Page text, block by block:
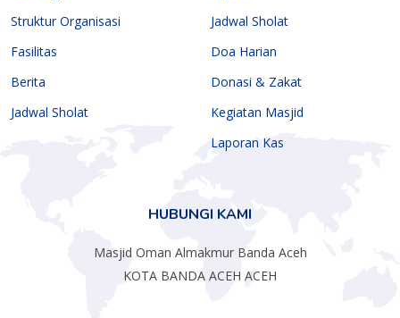
Struktur Organisasi
Fasilitas
Berita
Jadwal Sholat
Jadwal Sholat
Doa Harian
Donasi & Zakat
Kegiatan Masjid
Laporan Kas
HUBUNGI KAMI
Masjid Oman Almakmur Banda Aceh
KOTA BANDA ACEH ACEH